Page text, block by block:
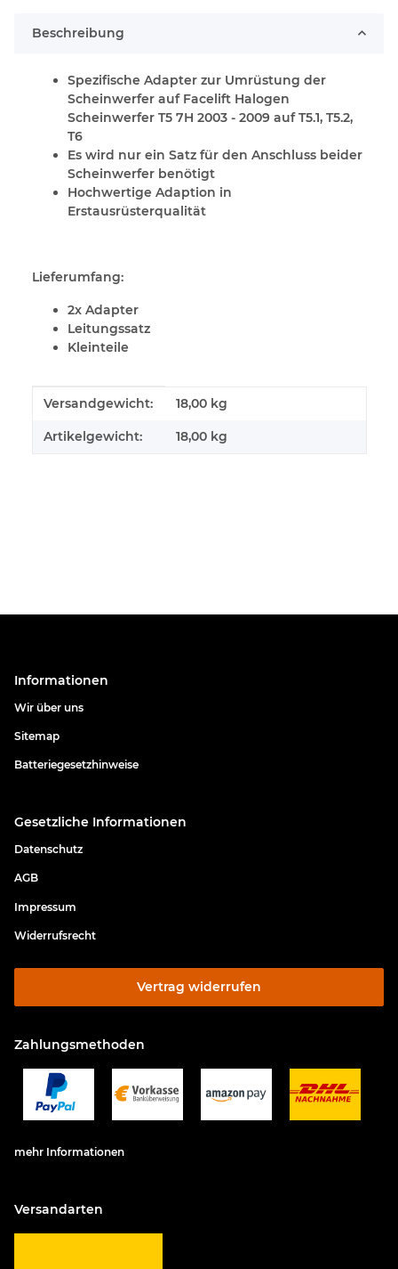
Beschreibung
Spezifische Adapter zur Umrüstung der
Scheinwerfer auf Facelift Halogen
Scheinwerfer T5 7H 2003 - 2009 auf T5.1, T5.2,
T6
Es wird nur ein Satz für den Anschluss beider
Scheinwerfer benötigt
Hochwertige Adaption in
Erstausrüsterqualität
Lieferumfang:
2x Adapter
Leitungssatz
Kleinteile
Produkteigenschaft
Wert
Versandgewicht: 18,00 kg
Artikelgewicht: 18,00 kg
Informationen
Wir über uns
Sitemap
Batteriegesetzhinweise
Gesetzliche Informationen
Datenschutz
AGB
Impressum
Widerrufsrecht
Vertrag widerrufen
Zahlungsmethoden
mehr Informationen
Versandarten